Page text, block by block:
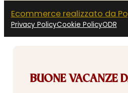
Ecommerce realizzato da
Privacy PolicyCookie PolicyODR
BUONE VACANZE